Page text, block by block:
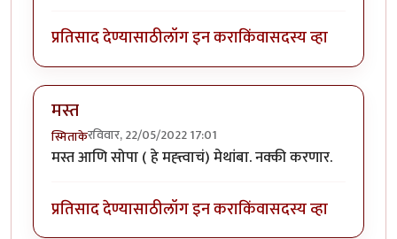
प्रतिसाद देण्यासाठीलॉग इन कराकिंवासदस्य व्हा
मस्त
स्मिताकेरविवार, 22/05/2022 17:01
मस्त आणि सोपा ( हे मह्त्त्वाचं) मेथांबा. नक्की करणार.
प्रतिसाद देण्यासाठीलॉग इन कराकिंवासदस्य व्हा